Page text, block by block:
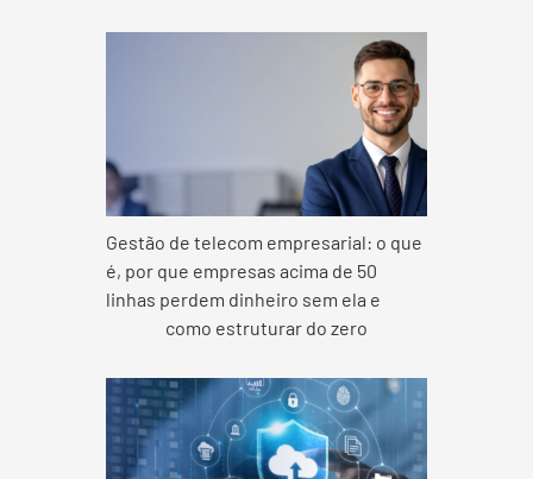
Gestão de telecom empresarial: o que
é, por que empresas acima de 50
linhas perdem dinheiro sem ela e
como estruturar do zero